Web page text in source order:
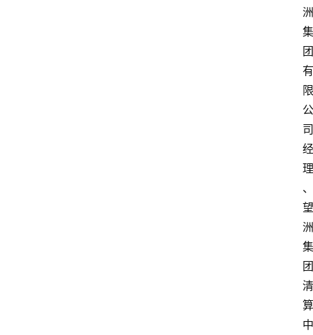
洲
集
团
有
限
公
司
经
理
、
望
洲
集
团
清
算
中